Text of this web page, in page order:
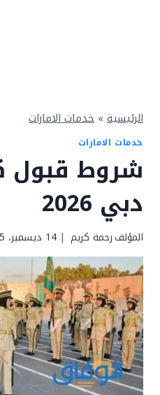
الرئيسية » خدمات الامارات
خدمات الامارات
شروط قبول
دبي 2026
المؤلفرحمة كريم 14 ديسمبر، 2025